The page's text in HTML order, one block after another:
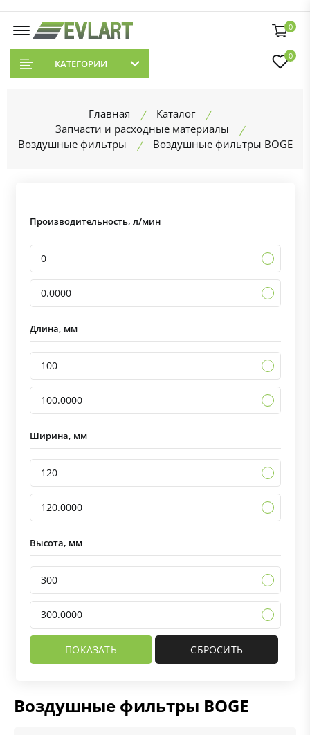
0
КАТЕГОРИИ
0
Главная
Каталог
Запчасти и расходные материалы
Воздушные фильтры
Воздушные фильтры BOGE
Производительность, л/мин
0
0.0000
Длина, мм
100
100.0000
Ширина, мм
120
120.0000
Высота, мм
300
300.0000
Воздушные фильтры BOGE